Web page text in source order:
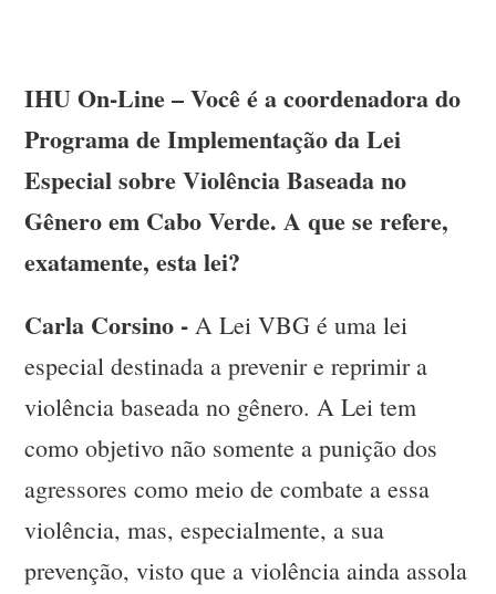
IHU On-Line – Você é a coordenadora do
Programa de Implementação da Lei
Especial sobre Violência Baseada no
Gênero em Cabo Verde. A que se refere,
exatamente, esta lei?
Carla Corsino - A Lei VBG é uma lei
especial destinada a prevenir e reprimir a
violência baseada no gênero. A Lei tem
como objetivo não somente a punição dos
agressores como meio de combate a essa
violência, mas, especialmente, a sua
prevenção, visto que a violência ainda assola